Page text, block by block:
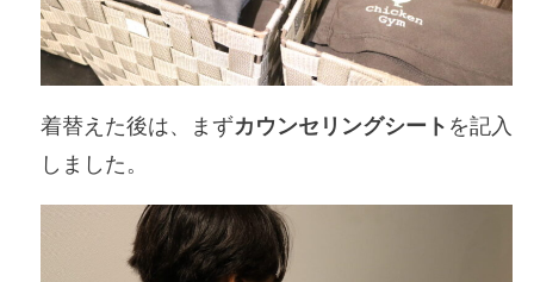
着替えた後は、まずカウンセリングシート を記入
しました。